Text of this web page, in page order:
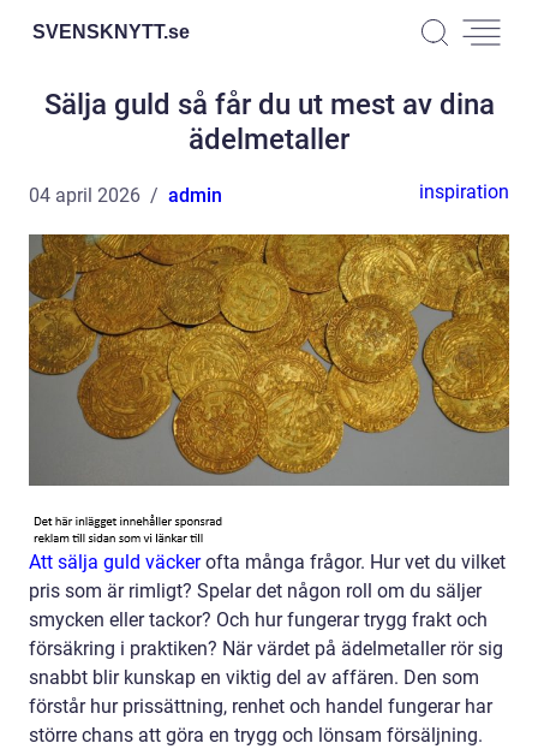
SVENSKNYTT.se
Sälja guld så får du ut mest av dina
ädelmetaller
04 april 2026 admin inspiration
Att sälja guld väckerofta många frågor. Hur vet du vilket
pris som är rimligt? Spelar det någon roll om du säljer
smycken eller tackor? Och hur fungerar trygg frakt och
försäkring i praktiken? När värdet på ädelmetaller rör sig
snabbt blir kunskap en viktig del av affären. Den som
förstår hur prissättning, renhet och handel fungerar har
större chans att göra en trygg och lönsam försäljning.